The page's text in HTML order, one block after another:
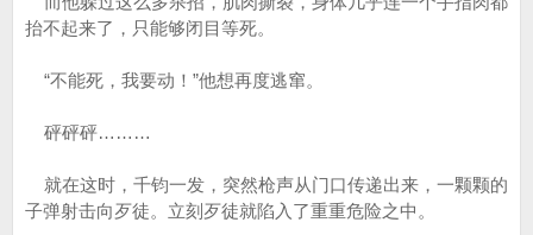
抬不起来了，只能够闭目等死。
“不能死，我要动！”他想再度逃窜。
砰砰砰………
就在这时，千钧一发，突然枪声从门口传递出来，一颗颗的
子弹射击向歹徒。立刻歹徒就陷入了重重危险之中。